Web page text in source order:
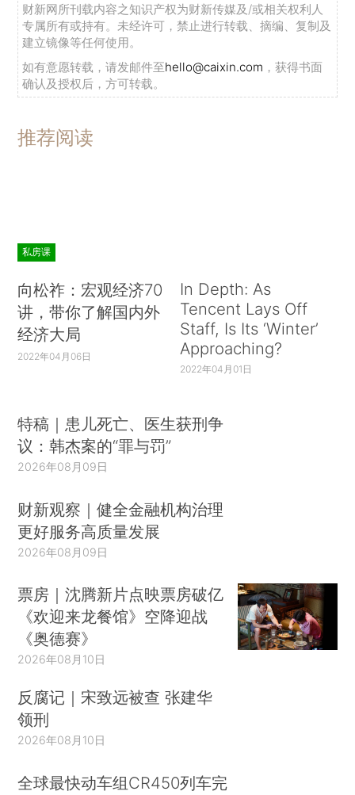
财新网所刊载内容之知识产权为财新传媒及/或相关权利人
专属所有或持有。未经许可，禁止进行转载、摘编、复制及
建立镜像等任何使用。
如有意愿转载，请发邮件至hello@caixin.com ，获得书面
确认及授权后，方可转载。
推荐阅读
私房课
向松祚：宏观经济70
讲，带你了解国内外
经济大局
2022年04月06日
In Depth: As
Tencent Lays Off
Staff, Is Its ‘Winter’
Approaching?
2022年04月01日
特稿｜患儿死亡、医生获刑争
议：韩杰案的“罪与罚”
2026年08月09日
财新观察｜健全金融机构治理
更好服务高质量发展
2026年08月09日
票房｜沈腾新片点映票房破亿
《欢迎来龙餐馆》空降迎战
《奥德赛》
2026年08月10日
反腐记｜宋致远被查 张建华
领刑
2026年08月10日
全球最快动车组CR450列车完